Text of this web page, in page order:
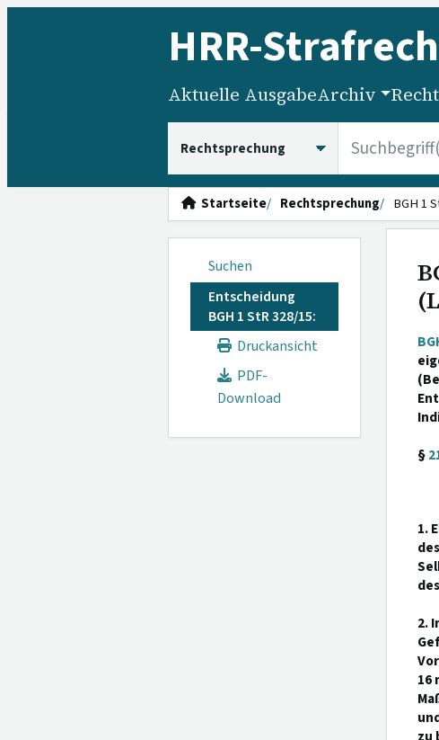
HRR-
Aktuelle AusgabeArchiv
Startseite Rechtsprechung BGH 1
Suchen
Entscheidung
BGH 1 StR 328/15:
Druckansicht
PDF-
Download
§
1.
2.
16